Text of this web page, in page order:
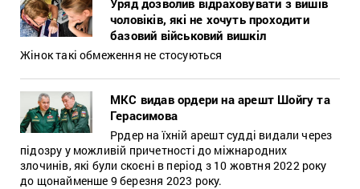
чоловіків, які не хочуть проходити
базовий військовий вишкіл
Жінок такі обмеження не стосуються
МКС видав ордери на арешт Шойгу та
Герасимова
Ррдер на їхній арешт судді видали через
підозру у можливій причетності до міжнародних
злочинів, які були скоєні в період з 10 жовтня 2022 року
до щонайменше 9 березня 2023 року.